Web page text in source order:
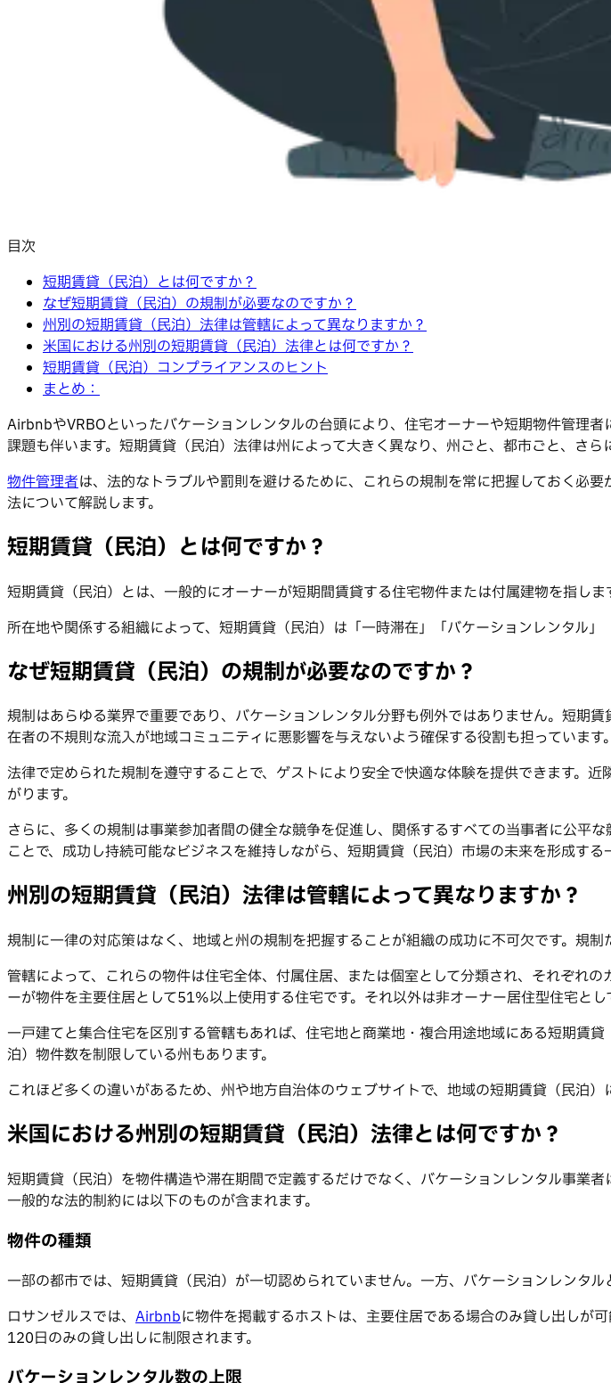
目次
短期賃貸（民泊）とは何ですか？
なぜ短期賃貸（民泊）の規制が必要なのですか？
州別の短期賃貸（民泊）法律は管轄によって異なりますか？
米国における州別の短期賃貸（民泊）法律とは何ですか？
短期賃貸（民泊）コンプライアンスのヒント
まとめ：
AirbnbやVRBOといったバケーションレンタルの台頭により、住宅オーナーや短期物件管理
課題も伴います。短期賃貸（民泊）法律は州によって大きく異なり、州ごと、都市ごと、さら
物件管理者は、法的なトラブルや罰則を避けるために、これらの規制を常に把握しておく必
法について解説します。
短期賃貸（民泊）とは何ですか？
短期賃貸（民泊）とは、一般的にオーナーが短期間賃貸する住宅物件または付属建物を指し
所在地や関係する組織によって、短期賃貸（民泊）は「一時滞在」「バケーションレンタル」
なぜ短期賃貸（民泊）の規制が必要なのですか？
規制はあらゆる業界で重要であり、バケーションレンタル分野も例外ではありません。短期
在者の不規則な流入が地域コミュニティに悪影響を与えないよう確保する役割も担っています。
法律で定められた規制を遵守することで、ゲストにより安全で快適な体験を提供できます。
がります。
さらに、多くの規制は事業参加者間の健全な競争を促進し、関係するすべての当事者に公平
ことで、成功し持続可能なビジネスを維持しながら、短期賃貸（民泊）市場の未来を形成する
州別の短期賃貸（民泊）法律は管轄によって異なりますか？
規制に一律の対応策はなく、地域と州の規制を把握することが組織の成功に不可欠です。規
管轄によって、これらの物件は住宅全体、付属住居、または個室として分類され、それぞれ
ーが物件を主要住居として51%以上使用する住宅です。それ以外は非オーナー居住型住宅とし
一戸建てと集合住宅を区別する管轄もあれば、住宅地と商業地・複合用途地域にある短期賃
泊）物件数を制限している州もあります。
これほど多くの違いがあるため、州や地方自治体のウェブサイトで、地域の短期賃貸（民泊）
米国における州別の短期賃貸（民泊）法律とは何ですか？
短期賃貸（民泊）を物件構造や滞在期間で定義するだけでなく、バケーションレンタル事業
一般的な法的制約には以下のものが含まれます。
物件の種類
一部の都市では、短期賃貸（民泊）が一切認められていません。一方、バケーションレンタ
ロサンゼルスでは、 Airbnbに物件を掲載するホストは、主要住居である場合のみ貸し出しが
120日のみの貸し出しに制限されます。
バケーションレンタル数の上限